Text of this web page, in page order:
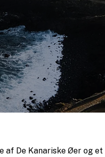
af De Kanariske Øer og